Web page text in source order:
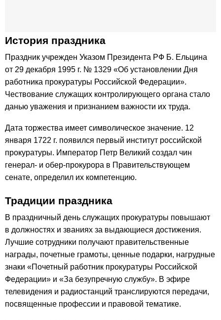
История праздника
Праздник учрежден Указом Президента РФ Б. Ельцина
от 29 декабря 1995 г. № 1329 «Об установлении Дня
работника прокуратуры Российской Федерации».
Чествование служащих контролирующего органа стало
данью уважения и признанием важности их труда.
Дата торжества имеет символическое значение. 12
января 1722 г. появился первый институт российской
прокуратуры. Император Петр Великий создал чин
генерал- и обер-прокурора в Правительствующем
сенате, определил их компетенцию.
Традиции праздника
В праздничный день служащих прокуратуры повышают
в должностях и званиях за выдающиеся достижения.
Лучшие сотрудники получают правительственные
награды, почетные грамоты, ценные подарки, нагрудные
знаки «Почетный работник прокуратуры Российской
Федерации» и «За безупречную службу». В эфире
телевидения и радиостанций транслируются передачи,
посвященные профессии и правовой тематике.